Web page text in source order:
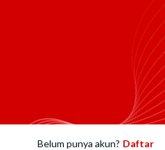
Belum punya akun? Daftar